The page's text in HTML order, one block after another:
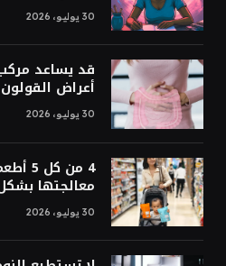
30 يوليو، 2026
قد يساعد
أعراض
30 يوليو، 2026
4 من
معالجتها
30 يوليو، 2026